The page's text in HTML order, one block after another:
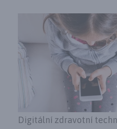
Digitální zdravotní